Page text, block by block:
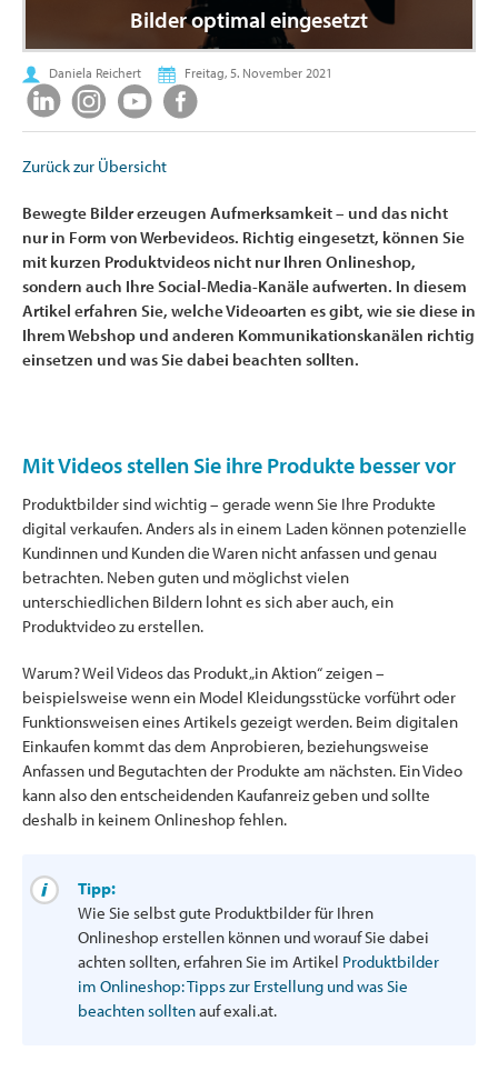
Bilder optimal eingesetzt
Daniela Reichert Freitag, 5. November 2021
Zurück zur Übersicht
Bewegte Bilder erzeugen Aufmerksamkeit – und das nicht
nur in Form von Werbevideos. Richtig eingesetzt, können Sie
mit kurzen Produktvideos nicht nur Ihren Onlineshop,
sondern auch Ihre Social-Media-Kanäle aufwerten. In diesem
Artikel erfahren Sie, welche Videoarten es gibt, wie sie diese in
Ihrem Webshop und anderen Kommunikationskanälen richtig
einsetzen und was Sie dabei beachten sollten.
Mit Videos stellen Sie ihre Produkte besser vor
Produktbilder sind wichtig – gerade wenn Sie Ihre Produkte
digital verkaufen. Anders als in einem Laden können potenzielle
Kundinnen und Kunden die Waren nicht anfassen und genau
betrachten. Neben guten und möglichst vielen
unterschiedlichen Bildern lohnt es sich aber auch, ein
Produktvideo zu erstellen.
Warum? Weil Videos das Produkt „in Aktion“ zeigen –
beispielsweise wenn ein Model Kleidungsstücke vorführt oder
Funktionsweisen eines Artikels gezeigt werden. Beim digitalen
Einkaufen kommt das dem Anprobieren, beziehungsweise
Anfassen und Begutachten der Produkte am nächsten. Ein Video
kann also den entscheidenden Kaufanreiz geben und sollte
deshalb in keinem Onlineshop fehlen.
Tipp:
Wie Sie selbst gute Produktbilder für Ihren
Onlineshop erstellen können und worauf Sie dabei
achten sollten, erfahren Sie im Artikel Produktbilder
im Onlineshop: Tipps zur Erstellung und was Sie
beachten solltenauf exali.at.